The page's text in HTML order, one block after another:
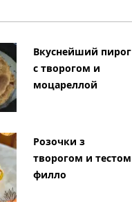
Вкуснейший пирог
с творогом и
моцареллой
Розочки з
творогом и тестом
филло